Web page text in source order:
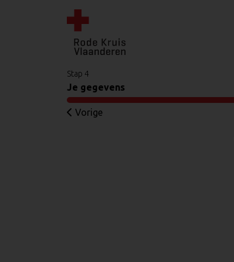
Stap 4
Je gegevens
Vorige